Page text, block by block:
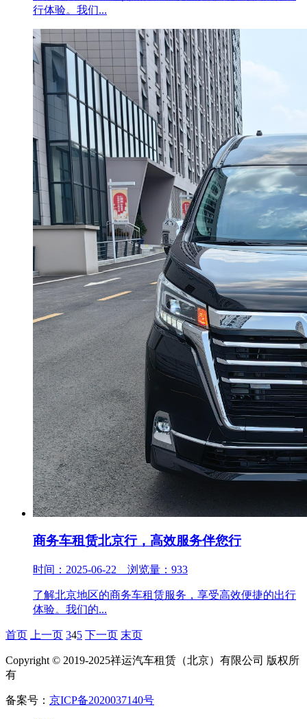
行体验。我们...
商务车租赁北京行，高效服务伴您行
时间：2025-06-22 浏览量：933
了解北京地区的商务车租赁服务，享受高效便捷的出行
体验。我们的...
首页 上一页 345 下一页 末页
Copyright © 2019-2025祥运汽车租赁（北京）有限公司 版权所
有
备案号： 京ICP备2020037140号